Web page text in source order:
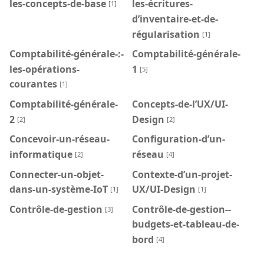
les-concepts-de-base [1]
les-écritures-
d’inventaire-et-de-
régularisation [1]
Comptabilité-générale-:-
les-opérations-
courantes [1]
Comptabilité-générale-
1 [5]
Comptabilité-générale-
2 [2]
Concepts-de-l’UX/UI-
Design [2]
Concevoir-un-réseau-
informatique [2]
Configuration-d’un-
réseau [4]
Connecter-un-objet-
dans-un-système-IoT [1]
Contexte-d’un-projet-
UX/UI-Design [1]
Contrôle-de-gestion [3]
Contrôle-de-gestion--
budgets-et-tableau-de-
bord [4]